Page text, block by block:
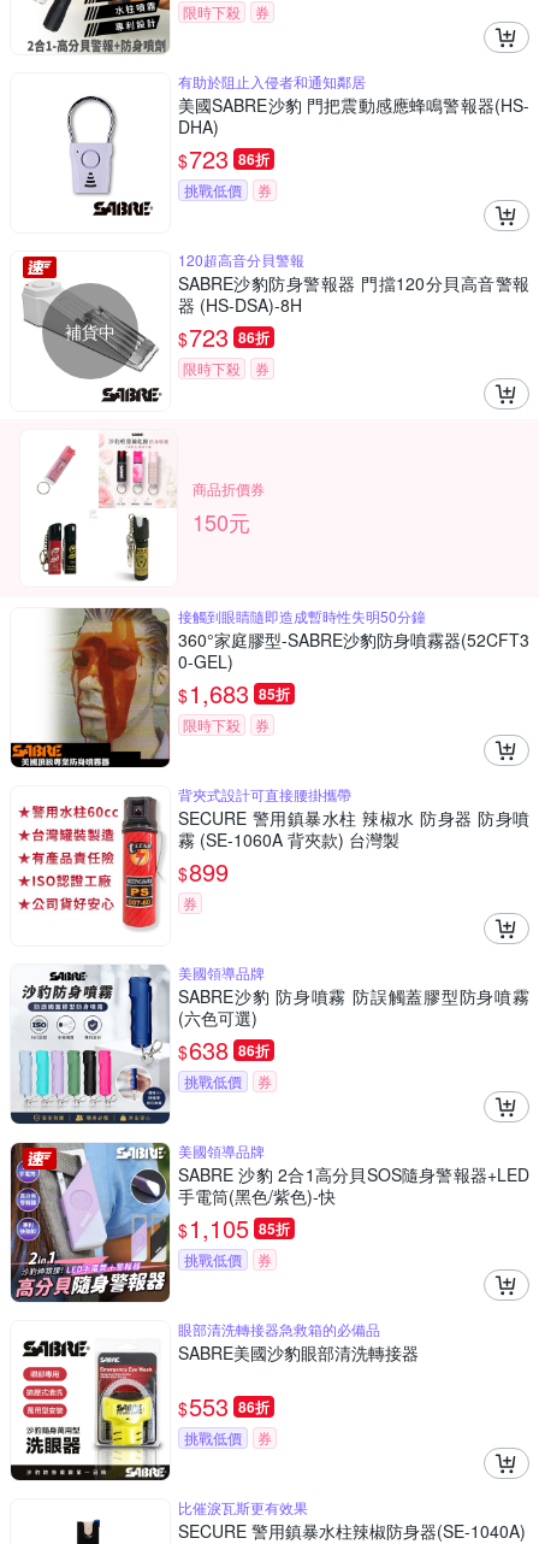
限時下殺 券
有助於阻止入侵者和通知鄰居
美國SABRE沙豹 門把震動感應蜂鳴警報器(HS-
DHA)
$723 86折
挑戰低價 券
補貨中
120超高音分貝警報
SABRE沙豹防身警報器 門擋120分貝高音警報
器 (HS-DSA)-8H
$723 86折
限時下殺 券
商品折價券
150元
接觸到眼睛隨即造成暫時性失明50分鐘
360°家庭膠型-SABRE沙豹防身噴霧器(52CFT3
0-GEL)
$1,683 85折
限時下殺 券
背夾式設計可直接腰掛攜帶
SECURE 警用鎮暴水柱 辣椒水 防身器 防身噴
霧 (SE-1060A 背夾款) 台灣製
$899
券
美國領導品牌
SABRE沙豹 防身噴霧 防誤觸蓋膠型防身噴霧
(六色可選)
$638 86折
挑戰低價 券
美國領導品牌
SABRE 沙豹 2合1高分貝SOS隨身警報器+LED
手電筒(黑色/紫色)-快
$1,105 85折
挑戰低價 券
眼部清洗轉接器急救箱的必備品
SABRE美國沙豹眼部清洗轉接器
$553 86折
挑戰低價 券
比催淚瓦斯更有效果
SECURE 警用鎮暴水柱辣椒防身器(SE-1040A)